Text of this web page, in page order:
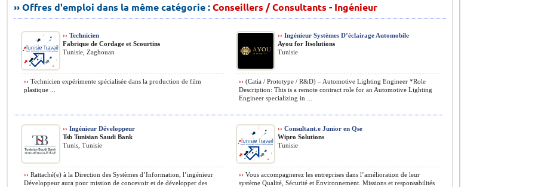
›› Offres d'emploi dans la même catégorie :Conseillers / Consultants - Ingénieur
›› Technicien
Fabrique de Cordage et Scourtins
Tunisie, Zaghouan
›› Technicien expérimente spécialisée dans la production de film
plastique ...
›› Ingénieur Systèmes D’éclairage Automobile
Ayou for Itsolutions
Tunisie
›› (Catia / Prototype / R&D) – Automotive Lighting Engineer *Role
Description: This is a remote contract role for an Automotive Lighting
Engineer specializing in ...
›› Ingénieur Développeur
Tsb Tunisian Saudi Bank
Tunis, Tunisie
›› Rattaché(e) à la Direction des Systèmes d’Information, l’ingénieur
Développeur aura pour mission de concevoir et de développer des
›› Consultant.e Junior en Qse
Wipro Solutions
Tunisie
›› Vous accompagnerez les entreprises dans l’amélioration de leur
système Qualité, Sécurité et Environnement. Missions et responsabilités